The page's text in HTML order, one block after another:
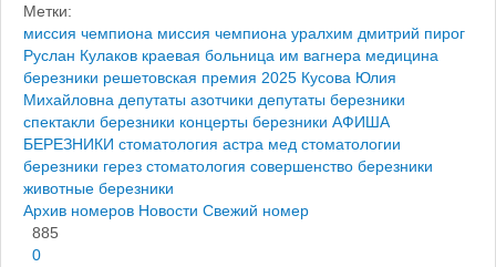
Метки:
миссия чемпиона миссия чемпиона уралхим дмитрий пирог
Руслан Кулаков краевая больница им вагнера медицина
березники решетовская премия 2025 Кусова Юлия
Михайловна депутаты азотчики депутаты березники
спектакли березники концерты березники АФИША
БЕРЕЗНИКИ стоматология астра мед стоматологии
березники герез стоматология совершенство березники
животные березники
Архив номеров Новости Свежий номер
885
0